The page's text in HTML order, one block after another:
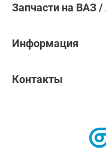
Запчасти на ВАЗ
Информация
Контакты